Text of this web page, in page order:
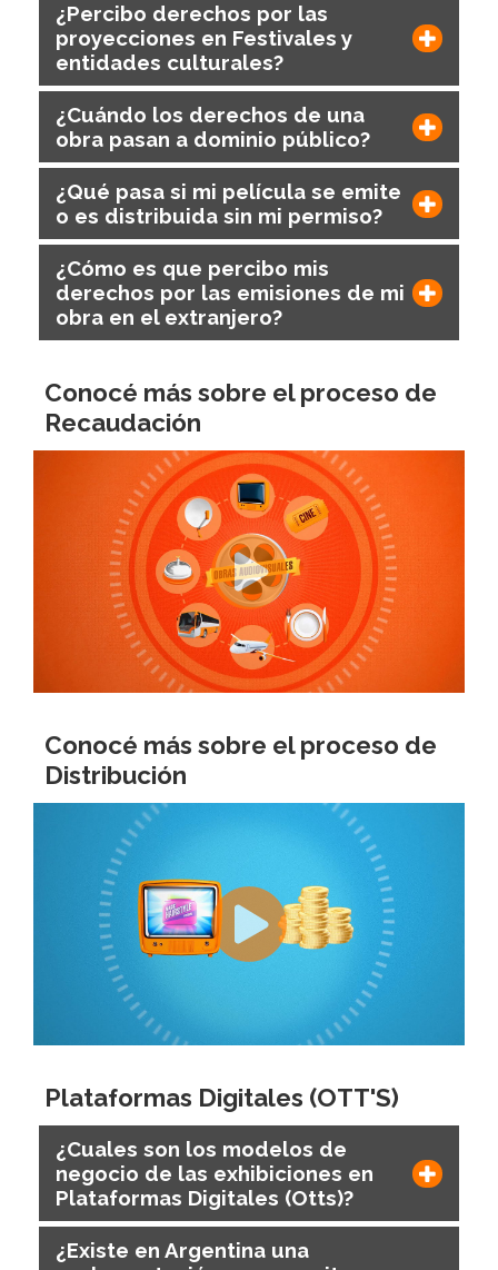
¿Percibo derechos por las
proyecciones en Festivales y
entidades culturales?
¿Cuándo los derechos de una
obra pasan a dominio público?
¿Qué pasa si mi película se emite
o es distribuida sin mi permiso?
¿Cómo es que percibo mis
derechos por las emisiones de mi
obra en el extranjero?
Conocé más sobre el proceso de
Recaudación
Conocé más sobre el proceso de
Distribución
Plataformas Digitales (OTT'S)
¿Cuales son los modelos de
negocio de las exhibiciones en
Plataformas Digitales (Otts)?
¿Existe en Argentina una